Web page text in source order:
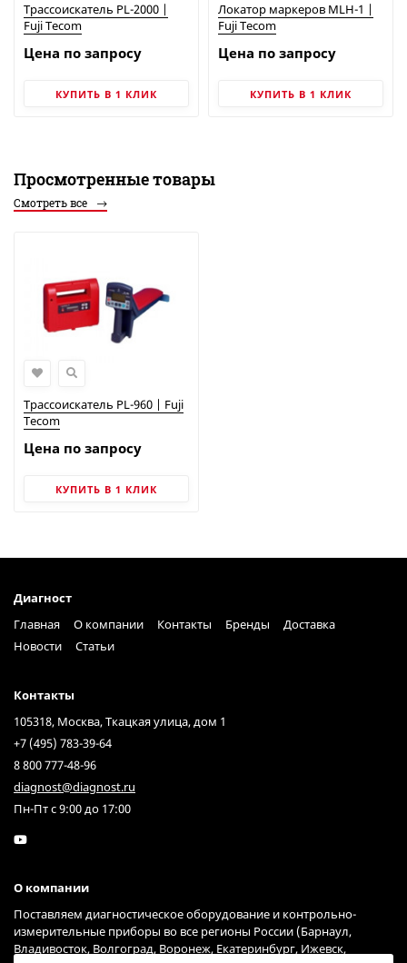
Трассоискатель PL-2000 |
Fuji Tecom
Цена по запросу
КУПИТЬ В 1 КЛИК
Локатор маркеров MLH-1 |
Fuji Tecom
Цена по запросу
КУПИТЬ В 1 КЛИК
Просмотренные товары
Смотреть все
Трассоискатель PL-960 | Fuji
Tecom
Цена по запросу
КУПИТЬ В 1 КЛИК
Диагност
Главная
О компании Контакты Бренды
Доставка
Новости
Статьи
Контакты
105318, Москва, Ткацкая улица, дом 1
+7 (495) 783-39-64
8 800 777-48-96
diagnost@diagnost.ru
Пн-Пт с 9:00 до 17:00
О компании
Поставляем диагностическое оборудование и контрольно-
измерительные приборы во все регионы России (Барнаул,
Владивосток, Волгоград, Воронеж, Екатеринбург, Ижевск,